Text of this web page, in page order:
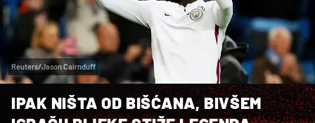
Reuters/Jason Cairnduff
IPAK NIŠTA OD BIŠĆANA, BIVŠEM